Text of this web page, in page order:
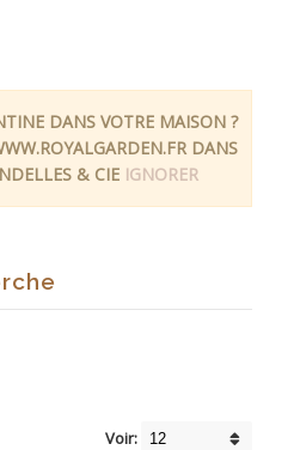
DANS VOTRE MAISON ?
DANS
& CIE IGNORER
Voir: